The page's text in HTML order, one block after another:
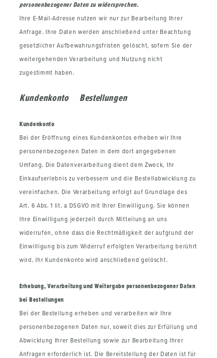
personenbezogener Daten zu widersprechen.
Ihre E-Mail-Adresse nutzen wir nur zur Bearbeitung Ihrer
Anfrage. Ihre Daten werden anschließend unter Beachtung
gesetzlicher Aufbewahrungsfristen gelöscht, sofern Sie der
weitergehenden Verarbeitung und Nutzung nicht
zugestimmt haben.
Kundenkonto Bestellungen
Kundenkonto
Bei der Eröffnung eines Kundenkontos erheben wir Ihre
personenbezogenen Daten in dem dort angegebenen
Umfang. Die Datenverarbeitung dient dem Zweck, Ihr
Einkaufserlebnis zu verbessern und die Bestellabwicklung zu
vereinfachen. Die Verarbeitung erfolgt auf Grundlage des
Art. 6 Abs. 1 lit. a DSGVO mit Ihrer Einwilligung. Sie können
Ihre Einwilligung jederzeit durch Mitteilung an uns
widerrufen, ohne dass die Rechtmäßigkeit der aufgrund der
Einwilligung bis zum Widerruf erfolgten Verarbeitung berührt
wird. Ihr Kundenkonto wird anschließend gelöscht.
Erhebung, Verarbeitung und Weitergabe personenbezogener Daten
bei Bestellungen
Bei der Bestellung erheben und verarbeiten wir Ihre
personenbezogenen Daten nur, soweit dies zur Erfüllung und
Abwicklung Ihrer Bestellung sowie zur Bearbeitung Ihrer
Anfragen erforderlich ist. Die Bereitstellung der Daten ist für